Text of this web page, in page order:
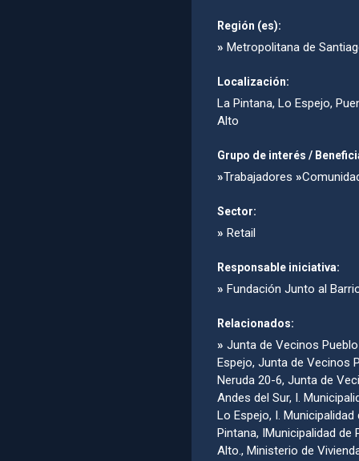
Región (es):
» Metropolitana de
Localización:
La Pintana, Lo Espejo,
Alto
Grupo de interés /
»Trabajadores »
Sector:
» Retail
Responsable iniciativa:
» Fundación Junto al
Relacionados:
» Junta de Vecinos
Espejo, Junta de Vecinos
Neruda 20-6, Junta de
Andes del Sur, I.
Lo Espejo, I. Municipalidad
Pintana, IMunicipalidad de
Alto., Ministerio de